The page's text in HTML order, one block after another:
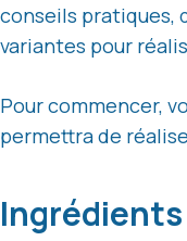
conseils pratiques,
variantes pour
Pour commencer,
permettra de